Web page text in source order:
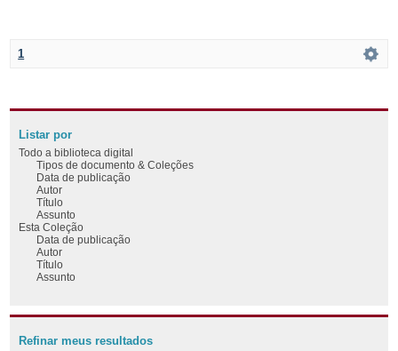
1
Listar por
Todo a biblioteca digital
Tipos de documento & Coleções
Data de publicação
Autor
Título
Assunto
Esta Coleção
Data de publicação
Autor
Título
Assunto
Refinar meus resultados